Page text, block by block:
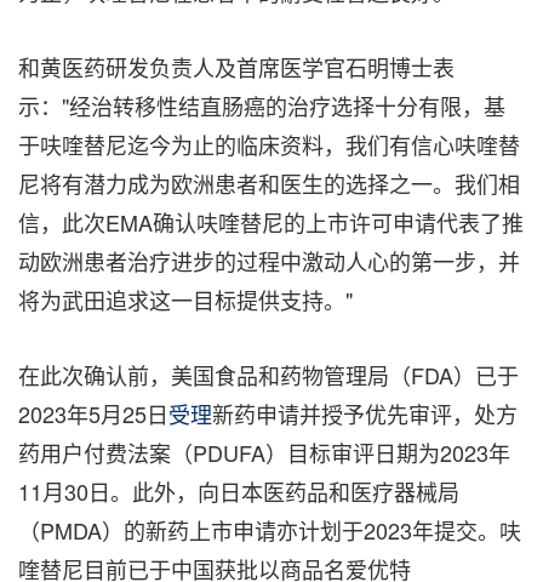
和黄医药研发负责人及首席医学官石明博士表
示："经治转移性结直肠癌的治疗选择十分有限，基
于呋喹替尼迄今为止的临床资料，我们有信心呋喹替
尼将有潜力成为欧洲患者和医生的选择之一。我们相
信，此次EMA确认呋喹替尼的上市许可申请代表了推
动欧洲患者治疗进步的过程中激动人心的第一步，并
将为武田追求这一目标提供支持。"
在此次确认前，美国食品和药物管理局（FDA）已于
2023年5月25日受理新药申请并授予优先审评，处方
药用户付费法案（PDUFA）目标审评日期为2023年
11月30日。此外，向日本医药品和医疗器械局
（PMDA）的新药上市申请亦计划于2023年提交。呋
喹替尼目前已于中国获批以商品名爱优特